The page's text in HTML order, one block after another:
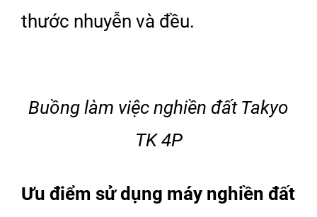
thước nhuyễn và đều.
Buồng làm việc nghiền đất Takyo
TK 4P
Ưu điểm sử dụng máy nghiền đất